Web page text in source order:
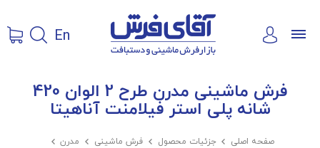
En
فرش ماشینی مدرن طرح 2 الوان 420
شانه پلی استر فیلامنت آناهیتا
صفحه اصلی  جزئیات محصول  فرش ماشینی  مدرن 